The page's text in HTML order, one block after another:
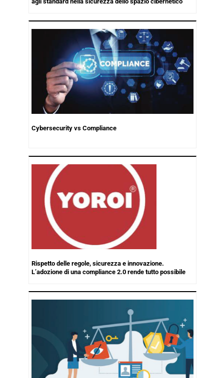
Cybersecurity vs Compliance
Rispetto delle regole, sicurezza e innovazione.
L’adozione di una compliance 2.0 rende tutto possibile